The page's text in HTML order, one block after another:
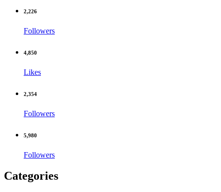
2,226
Followers
4,850
Likes
2,354
Followers
5,980
Followers
Categories